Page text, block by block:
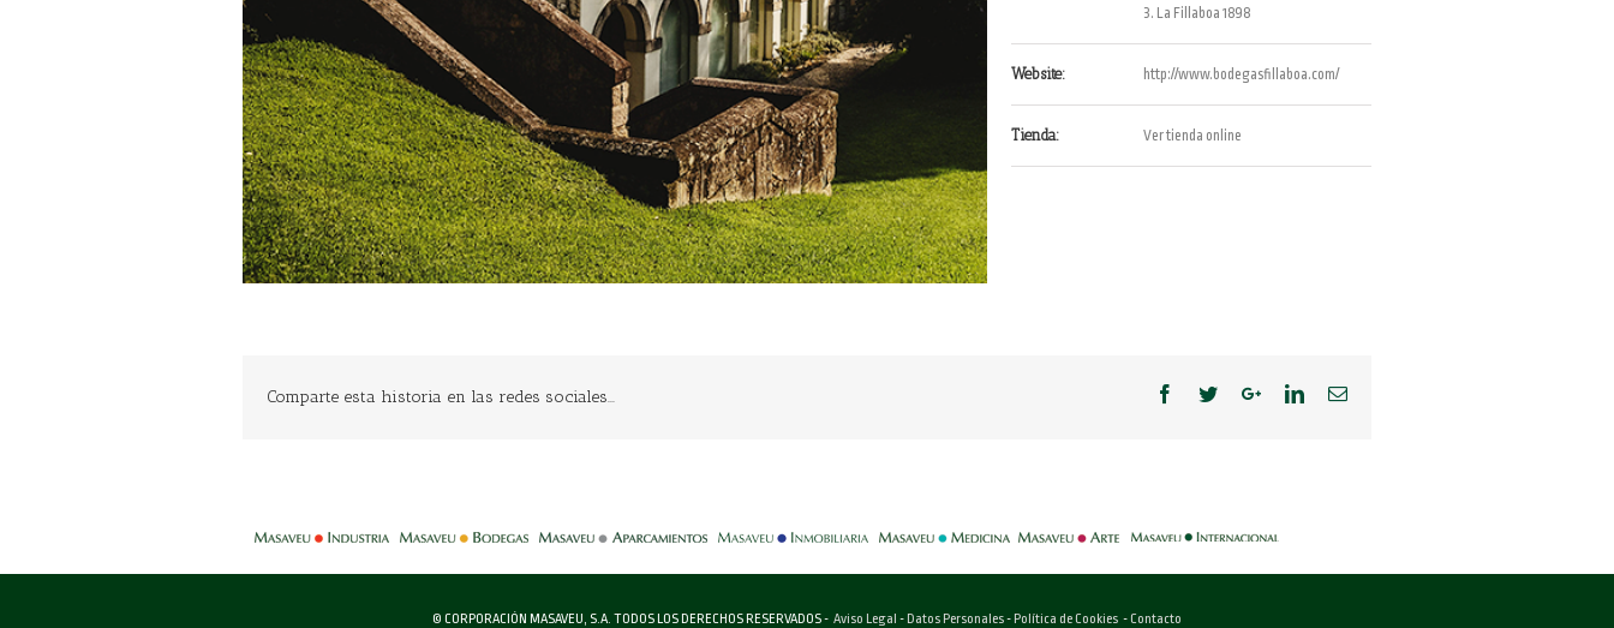
3. La Fillaboa 1898
Website: http://www.bodegasfillaboa.com/
Tienda: Ver tienda online
Comparte esta historia en las redes sociales...
© CORPORACIÓN MASAVEU, S.A. TODOS LOS DERECHOS RESERVADOS - Aviso Legal - Datos Personales- Política de Cookies - Contacto